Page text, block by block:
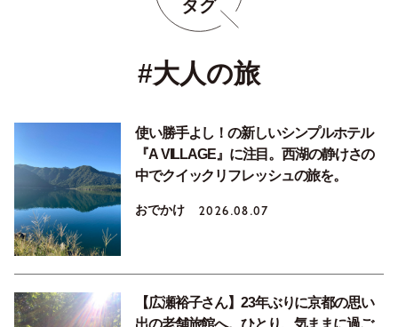
タグ
#大人の旅
使い勝手よし！の新しいシンプルホテル
『A VILLAGE』に注目。西湖の静けさの
中でクイックリフレッシュの旅を。
おでかけ 2026.08.07
【広瀬裕子さん】23年ぶりに京都の思い
出の老舗旅館へ。ひとり、気ままに過ご